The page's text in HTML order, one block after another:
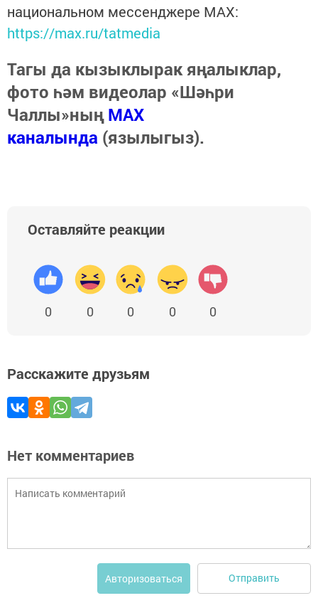
национальном мессенджере MАХ:
https://max.ru/tatmedia
Тагы да кызыклырак яңалыклар,
фото һәм видеолар «Шәһри
Чаллы»ныңMAX
каналында (язылыгыз).
Оставляйте реакции
0 0 0 0 0
Расскажите друзьям
Нет комментариев
Авторизоваться Отправить